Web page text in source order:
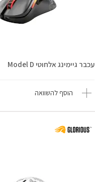
עכבר גיימינג אלחוטי Model D
הוסף להשוואה